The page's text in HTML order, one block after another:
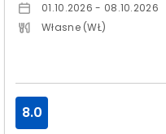
01.10.2026 - 08.10.2026
Własne (WŁ)
8.0